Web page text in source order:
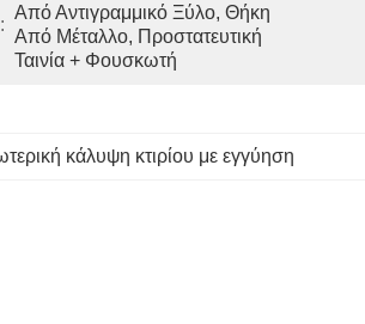
Από Αντιγραμμικό Ξύλο, Θήκη
Από Μέταλλο, Προστατευτική
Ταινία + Φουσκωτή
κάλυψη κτιρίου με εγγύηση